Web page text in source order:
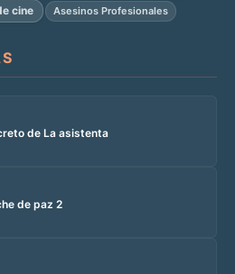
cine Asesinos Profesionales
de La asistenta
de paz 2